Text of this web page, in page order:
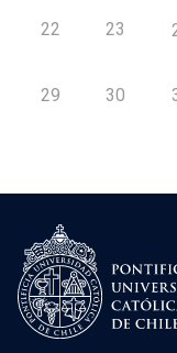
22 23
29 30